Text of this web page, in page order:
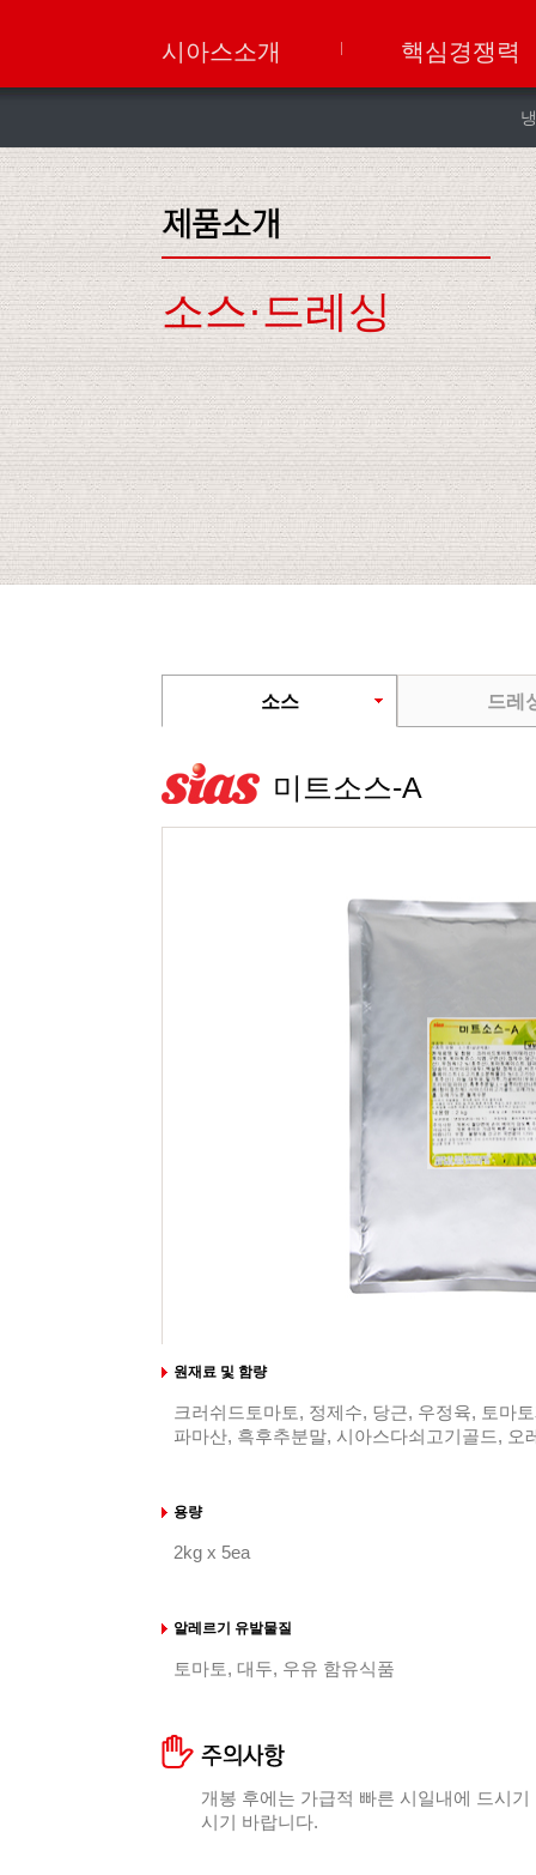
시아스소개 핵심경쟁력
소스·드레싱
소스 드레
미트소스-A
원재료 및 함량
크러쉬드토마토, 정제수, 당근, 우정육, 토마
파마산, 흑후추분말, 시아스다쇠고기골드, 오
용량
2kg x 5ea
알레르기 유발물질
토마토, 대두, 우유 함유식품
개봉 후에는 가급적 빠른 시일내에 드시
시기 바랍니다.